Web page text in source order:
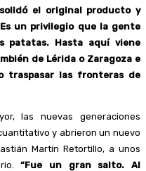
el original producto y
un privilegio que la gente
patatas. Hasta aquí viene
de Lérida o Zaragoza e
traspasar las fronteras de
las nuevas generaciones
y abrieron un nuevo
Martín Retortillo, a unos
“Fue un gran salto. Al